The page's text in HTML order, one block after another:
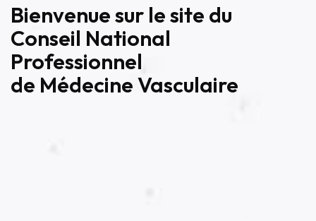
Bienvenue sur le site du
Conseil National
Professionnel
de Médecine Vasculaire